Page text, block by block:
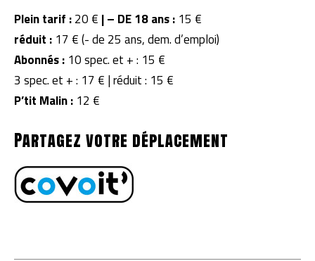
Plein tarif :20 € |– DE 18 ans : 15 €
réduit : 17 € (- de 25 ans, dem. d’emploi)
Abonnés : 10 spec. et + : 15 €
3 spec. et + : 17 € | réduit : 15 €
P’tit Malin : 12 €
Partagez votre déplacement